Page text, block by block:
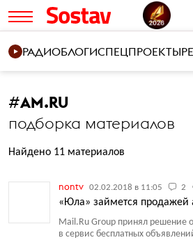
РАДИОБЛОГИСПЕЦПРОЕКТЫ
#AM.RU
подборка материалов
Найдено 11 материалов
nontv 02.02.2018 в 11:05 2
«Юла» займется продажей
Mail.Ru Group принял решение
в сервис бесплатных